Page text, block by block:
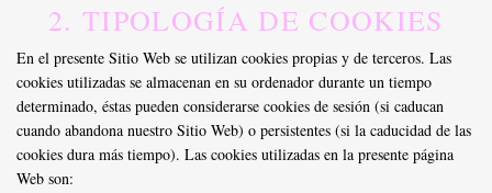
2. TIPOLOGÍA DE COOKIES
En el presente Sitio Web se utilizan cookies propias y de terceros. Las
cookies utilizadas se almacenan en su ordenador durante un tiempo
determinado, éstas pueden considerarse cookies de sesión (si caducan
cuando abandona nuestro Sitio Web) o persistentes (si la caducidad de las
cookies dura más tiempo). Las cookies utilizadas en la presente página
Web son: